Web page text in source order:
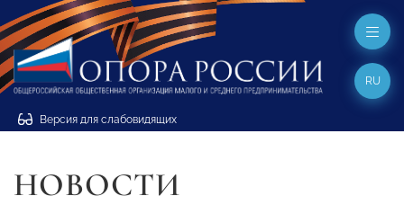
Версия для слабовидящих
RU
НОВОСТИ